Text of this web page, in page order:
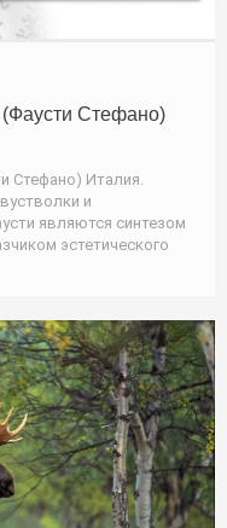
Стефано)
Стефано) Италия.
и
являются синтезом
эстетического